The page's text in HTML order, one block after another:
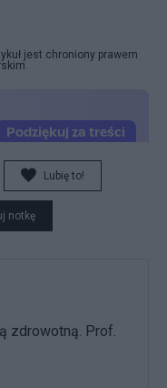
jest chroniony prawem
Lubię to!
notkę
zdrowotną. Prof.